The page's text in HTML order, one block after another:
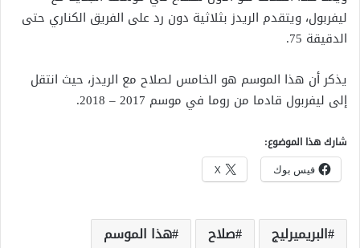
ليفربول، ويتقدم الريدز بثلاثية دون رد على الفريق الكناري حتى
الدقيقة 75.
يذكر أن هذا الموسم هو الخامس لصلاح مع الريدز، حيث انتقل
إلى ليفربول قادما من روما في موسم 2017 – 2018.
شارك هذا الموضوع:
فيس بوك X
البريميرليج صلاح
هذا الموسم